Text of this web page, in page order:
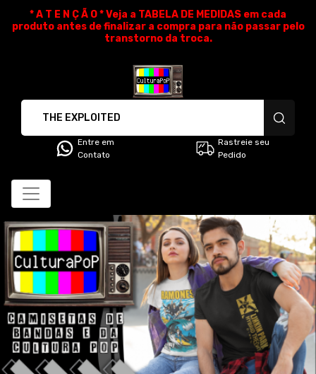
* A T E N Ç Ã O * Veja a TABELA DE MEDIDAS em cada
produto antes de finalizar a compra para não passar pelo
transtorno da troca.
Entre em
Contato
Rastreie seu
Pedido